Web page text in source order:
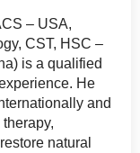
– USA,
CST, HSC –
is a qualified
He
and
natural